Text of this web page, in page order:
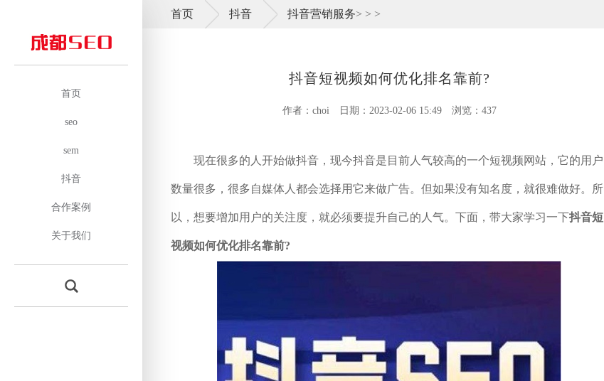
首页
seo
sem
抖音
合作案例
关于我们
首页 >
抖音 >
抖音营销服务 >
抖音短视频如何优化排名靠前?
作者：choi 日期：2023-02-06 15:49 浏览：437
现在很多的人开始做抖音，现今抖音是目前人气较高的一个短视频网站，它的用户
数量很多，很多自媒体人都会选择用它来做广告。但如果没有知名度，就很难做好。所
以，想要增加用户的关注度，就必须要提升自己的人气。下面，带大家学习一下抖音短
视频如何优化排名靠前?